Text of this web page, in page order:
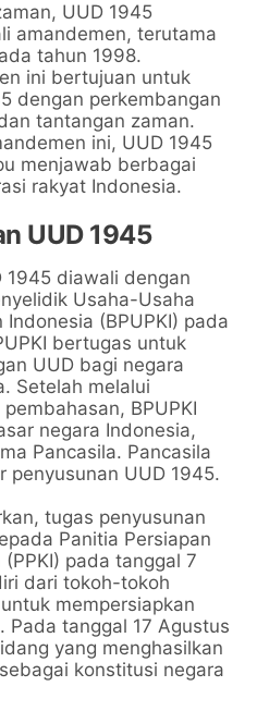
UUD 1945
amandemen, terutama
tahun 1998.
ini bertujuan untuk
dengan perkembangan
tantangan zaman.
ini, UUD 1945
menjawab berbagai
rakyat Indonesia.
UUD 1945
1945 diawali dengan
Usaha-Usaha
(BPUPKI) pada
bertugas untuk
UUD bagi negara
Setelah melalui
BPUPKI
negara Indonesia,
Pancasila. Pancasila
penyusunan UUD 1945.
tugas penyusunan
Panitia Persiapan
pada tanggal 7
dari tokoh-tokoh
mempersiapkan
Pada tanggal 17 Agustus
yang menghasilkan
konstitusi negara